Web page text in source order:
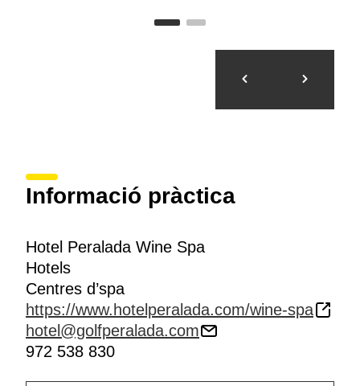
Informació pràctica
Hotel Peralada Wine Spa
Hotels
Centres d’spa
https://www.hotelperalada.com/wine-spa
hotel@golfperalada.com
972 538 830